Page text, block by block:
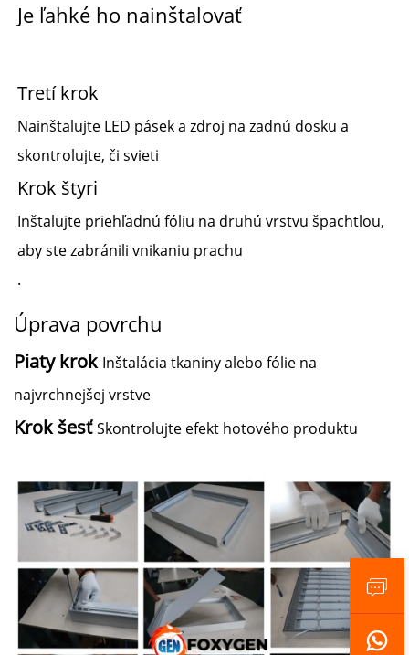
Je ľahké ho nainštalovať
Tretí krok
Nainštalujte LED pásek a zdroj na zadnú dosku a
skontrolujte, či svieti
Krok štyri
Inštalujte priehľadnú fóliu na druhú vrstvu špachtlou,
aby ste zabránili vnikaniu prachu
.
Úprava povrchu
Piaty krok Inštalácia tkaniny alebo fólie na
najvrchnejšej vrstve
Krok šesťSkontrolujte efekt hotového produktu